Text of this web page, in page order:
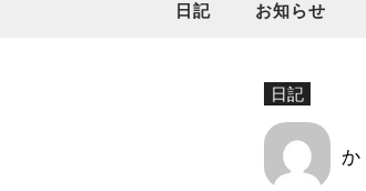
日記 お知らせ
日記
か